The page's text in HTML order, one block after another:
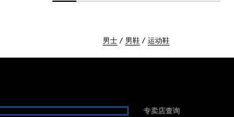
男士 男鞋 运动鞋
专卖店查询